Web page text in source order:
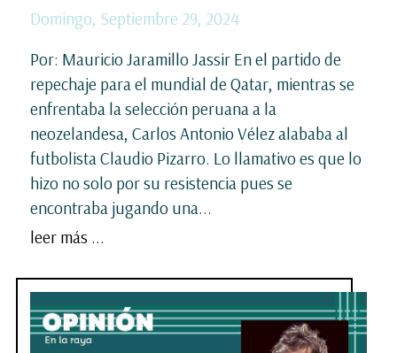
Domingo, Septiembre 29, 2024
Por: Mauricio Jaramillo Jassir En el partido de
repechaje para el mundial de Qatar, mientras se
enfrentaba la selección peruana a la
neozelandesa, Carlos Antonio Vélez alababa al
futbolista Claudio Pizarro. Lo llamativo es que lo
hizo no solo por su resistencia pues se
encontraba jugando una...
leer más ...